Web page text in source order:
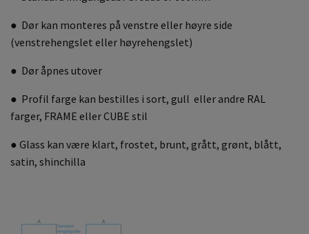
● Dør kan monteres på venstre eller høyre side
(venstrehengslet eller høyrehengslet)
● Dør åpnes utover
● Profil farge kan bestilles i sort, gull eller andre RAL
farger, FRAME eller CUBE stil
● Glass kan være klart, frostet, brunt, grått, grønt, blått,
satin, shinchilla